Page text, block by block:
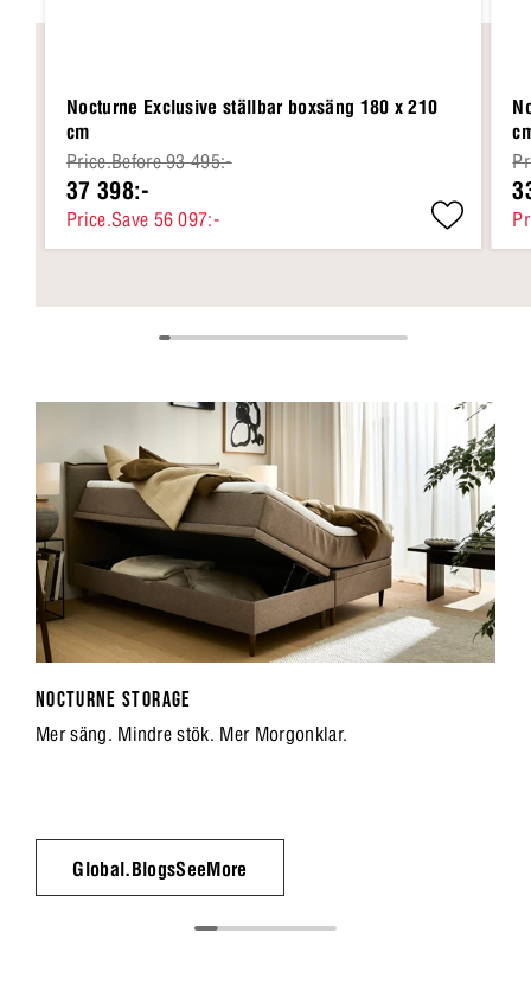
Nocturne Exclusive ställbar boxsäng 180 x 210
cm
Price.Before 93 495:-
37 398:-
Price.Save 56 097:-
NOCTURNE STORAGE
Mer säng. Mindre stök. Mer Morgonklar.
Global.BlogsSeeMore